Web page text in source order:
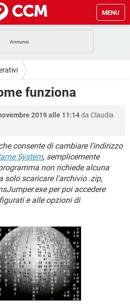
MENU
WINDOWS 10
ANDROID
WINDOWS 10
FACEBOOK
WHATSAPP
FACEBOOK
ANDROID
WINDOWS 10
WHATSAPP
FACEBOOK
GAMING
ANDROID
WINDOWS 10
funziona
2019 alle 11:14da Claudia
consente di cambiare l’indirizzo
System, semplicemente
non richiede alcuna
solo scaricare l'archivio .zip,
per poi accedere
e alle opzioni di